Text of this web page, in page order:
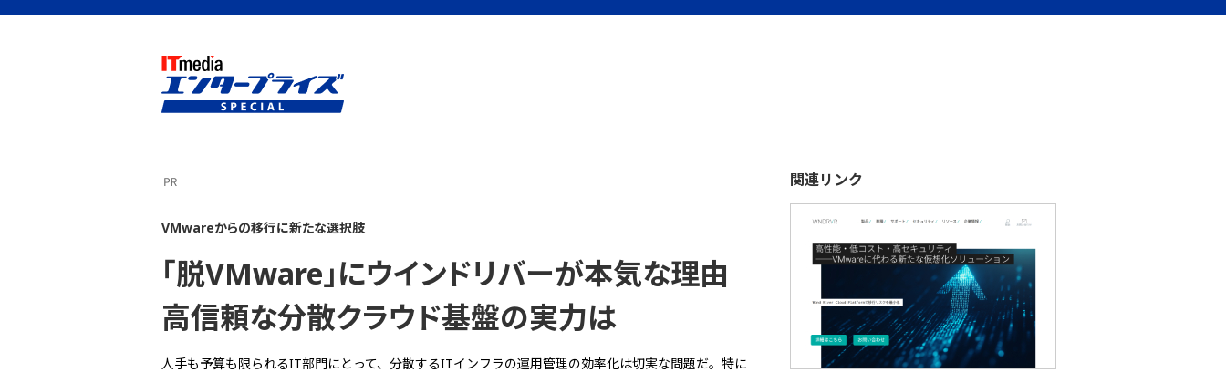
「脱VMware」にウインドリバーが本気な理由
高信頼な分散クラウド基盤の実力は
VMwareからの移行に新たな選択肢
人手も予算も限られるIT部門にとって、分散するITインフラの運用管理の効率化は切実な問題だ。特に
関連リンク